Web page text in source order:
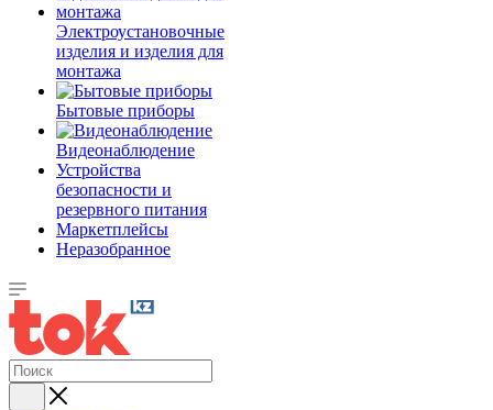
Электроустановочные
изделия и изделия для
монтажа
Бытовые приборы
Видеонаблюдение
Устройства
безопасности и
резервного питания
Маркетплейсы
Неразобранное